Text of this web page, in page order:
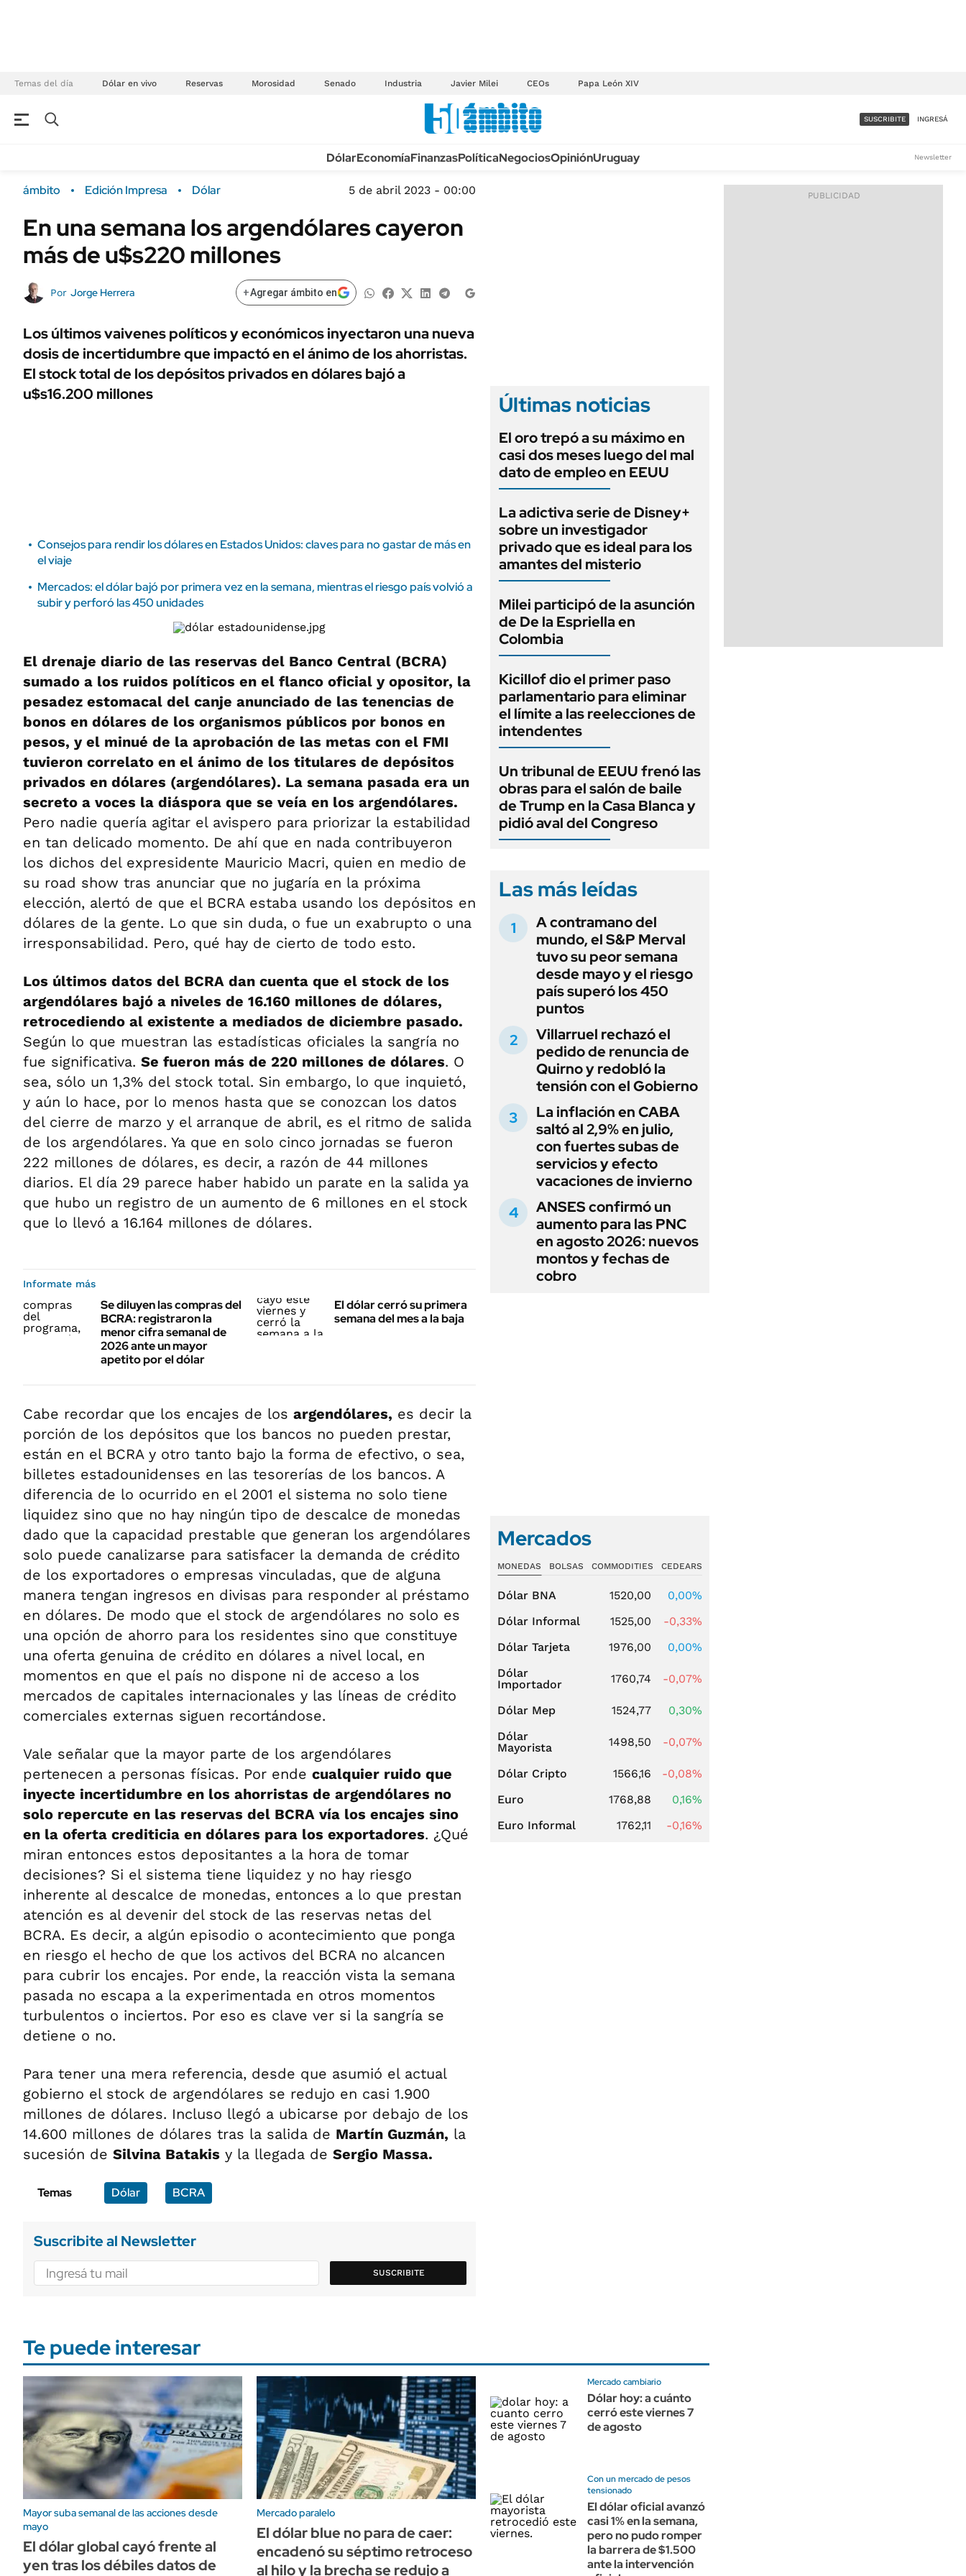
Temas del día Dólar en vivo Reservas Morosidad Senado Industria Javier Milei CEOs Papa León XIV
Campo
FINANZAS
Mercados
ÁMBITO DEBATE
MEDIAKIT AMBITO DEBATE
Sustentabilidad
Seguros
POLÍTICA
Municipios
URUGUAY
TECNOLOGÍA
MÉXICO
MUNDO
LIFESTYLE
AUTOS
ACCESO FULL - $1.800/MES
SUSCRIBITE INGRESÁ
DólarEconomíaFinanzasPolíticaNegociosOpiniónUruguay Newsletter
ámbito Edición Impresa Dólar 5 de abril 2023 - 00:00
En una semana los argendólares cayeron
más de u$s220 millones
Por Jorge Herrera +Agregar ámbito en
Los últimos vaivenes políticos y económicos inyectaron una nueva
dosis de incertidumbre que impactó en el ánimo de los ahorristas.
El stock total de los depósitos privados en dólares bajó a
u$s16.200 millones
Consejos para rendir los dólares en Estados Unidos: claves para no gastar de más en
el viaje
Mercados: el dólar bajó por primera vez en la semana, mientras el riesgo país volvió a
subir y perforó las 450 unidades
El drenaje diario de las reservas del Banco Central (BCRA)
sumado a los ruidos políticos en el flanco oficial y opositor, la
pesadez estomacal del canje anunciado de las tenencias de
bonos en dólares de los organismos públicos por bonos en
pesos, y el minué de la aprobación de las metas con el FMI
tuvieron correlato en el ánimo de los titulares de depósitos
privados en dólares (argendólares). La semana pasada era un
secreto a voces la diáspora que se veía en los argendólares.
Pero nadie quería agitar el avispero para priorizar la estabilidad
en tan delicado momento. De ahí que en nada contribuyeron
los dichos del expresidente Mauricio Macri, quien en medio de
su road show tras anunciar que no jugaría en la próxima
elección, alertó de que el BCRA estaba usando los depósitos en
dólares de la gente. Lo que sin duda, o fue un exabrupto o una
irresponsabilidad. Pero, qué hay de cierto de todo esto.
Los últimos datos del BCRA dan cuenta que el stock de los
argendólares bajó a niveles de 16.160 millones de dólares,
retrocediendo al existente a mediados de diciembre pasado.
Según lo que muestran las estadísticas oficiales la sangría no
fue significativa. Se fueron más de 220 millones de dólares. O
sea, sólo un 1,3% del stock total. Sin embargo, lo que inquietó,
y aún lo hace, por lo menos hasta que se conozcan los datos
del cierre de marzo y el arranque de abril, es el ritmo de salida
de los argendólares. Ya que en solo cinco jornadas se fueron
222 millones de dólares, es decir, a razón de 44 millones
diarios. El día 29 parece haber habido un parate en la salida ya
que hubo un registro de un aumento de 6 millones en el stock
que lo llevó a 16.164 millones de dólares.
Informate más
Se diluyen las compras del
BCRA: registraron la
menor cifra semanal de
2026 ante un mayor
apetito por el dólar
El dólar cerró su primera
semana del mes a la baja
Cabe recordar que los encajes de los argendólares, es decir la
porción de los depósitos que los bancos no pueden prestar,
están en el BCRA y otro tanto bajo la forma de efectivo, o sea,
billetes estadounidenses en las tesorerías de los bancos. A
diferencia de lo ocurrido en el 2001 el sistema no solo tiene
liquidez sino que no hay ningún tipo de descalce de monedas
dado que la capacidad prestable que generan los argendólares
solo puede canalizarse para satisfacer la demanda de crédito
de los exportadores o empresas vinculadas, que de alguna
manera tengan ingresos en divisas para responder al préstamo
en dólares. De modo que el stock de argendólares no solo es
una opción de ahorro para los residentes sino que constituye
una oferta genuina de crédito en dólares a nivel local, en
momentos en que el país no dispone ni de acceso a los
mercados de capitales internacionales y las líneas de crédito
comerciales externas siguen recortándose.
Vale señalar que la mayor parte de los argendólares
pertenecen a personas físicas. Por ende cualquier ruido que
inyecte incertidumbre en los ahorristas de argendólares no
solo repercute en las reservas del BCRA vía los encajes sino
en la oferta crediticia en dólares para los exportadores. ¿Qué
miran entonces estos depositantes a la hora de tomar
decisiones? Si el sistema tiene liquidez y no hay riesgo
inherente al descalce de monedas, entonces a lo que prestan
atención es al devenir del stock de las reservas netas del
BCRA. Es decir, a algún episodio o acontecimiento que ponga
en riesgo el hecho de que los activos del BCRA no alcancen
para cubrir los encajes. Por ende, la reacción vista la semana
pasada no escapa a la experimentada en otros momentos
turbulentos o inciertos. Por eso es clave ver si la sangría se
detiene o no.
Para tener una mera referencia, desde que asumió el actual
gobierno el stock de argendólares se redujo en casi 1.900
millones de dólares. Incluso llegó a ubicarse por debajo de los
14.600 millones de dólares tras la salida de Martín Guzmán, la
sucesión de Silvina Batakis y la llegada de Sergio Massa.
Temas Dólar BCRA
Suscribite al Newsletter
SUSCRIBITE
Últimas noticias
El oro trepó a su máximo en
casi dos meses luego del mal
dato de empleo en EEUU
La adictiva serie de Disney+
sobre un investigador
privado que es ideal para los
amantes del misterio
Milei participó de la asunción
de De la Espriella en
Colombia
Kicillof dio el primer paso
parlamentario para eliminar
el límite a las reelecciones de
intendentes
Un tribunal de EEUU frenó las
obras para el salón de baile
de Trump en la Casa Blanca y
pidió aval del Congreso
Las más leídas
A contramano del
mundo, el S&P Merval
tuvo su peor semana
desde mayo y el riesgo
país superó los 450
puntos
Villarruel rechazó el
pedido de renuncia de
Quirno y redobló la
tensión con el Gobierno
La inflación en CABA
saltó al 2,9% en julio,
con fuertes subas de
servicios y efecto
vacaciones de invierno
ANSES confirmó un
aumento para las PNC
en agosto 2026: nuevos
montos y fechas de
cobro
Mercados
MONEDAS BOLSAS COMMODITIES CEDEARS
Dólar BNA 1520,00
0,00%
Dólar Informal
1525,00
-0,33%
Dólar Tarjeta
1976,00
0,00%
Dólar
Importador
1760,74 -0,07%
Dólar Mep 1524,77
0,30%
Dólar
Mayorista
1498,50 -0,07%
Dólar Cripto 1566,16
-0,08%
Euro
1768,88
0,16%
Euro Informal
1762,11 -0,16%
Te puede interesar
Mayor suba semanal de las acciones desde
mayo
El dólar global cayó frente al
yen tras los débiles datos de
Mercado paralelo
El dólar blue no para de caer:
encadenó su séptimo retroceso
al hilo y la brecha se redujo a
Mercado cambiario
Dólar hoy: a cuánto
cerró este viernes 7
de agosto
Con un mercado de pesos
tensionado
El dólar oficial avanzó
casi 1% en la semana,
pero no pudo romper
la barrera de $1.500
ante la intervención